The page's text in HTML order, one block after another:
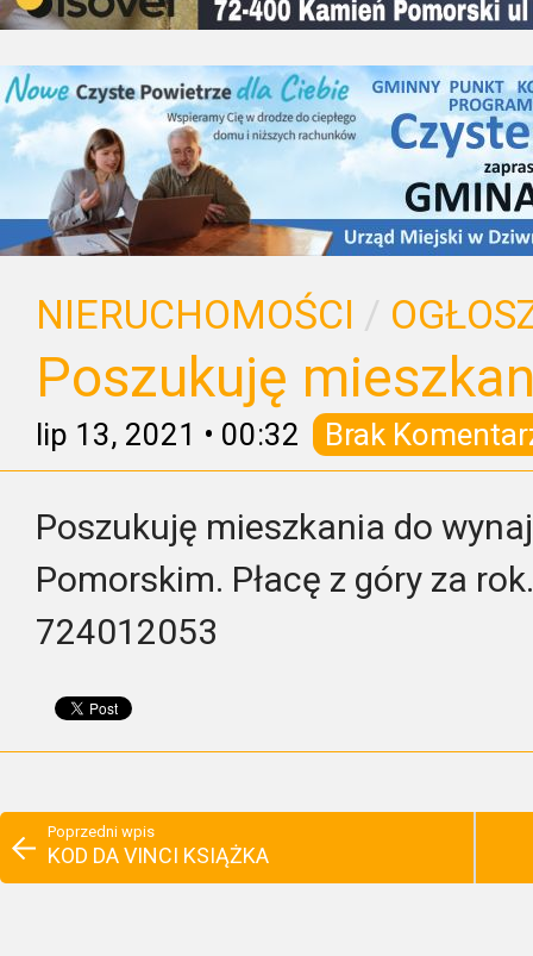
NIERUCHOMOŚCI /
Poszukuję
lip 13, 2021 • 00:32 Brak
Poszukuję mieszkania do
Pomorskim. Płacę z góry za
724012053
Poprzedni wpis
KOD DA VINCI KSIĄŻKA